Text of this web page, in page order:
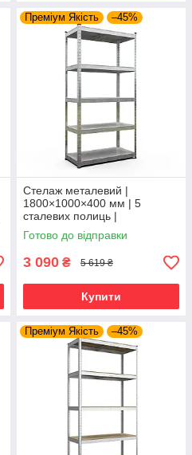
Преміум Якість –45%
Стелаж металевий |
1800×1000×400 мм | 5
сталевих полиць |
Оцинкований | Бюджет ОС |
150 кг/полицю | збірний для
гаража, складу та
Готово до відправки
3 090 ₴ 5 619 ₴
Купити
Преміум Якість –45%